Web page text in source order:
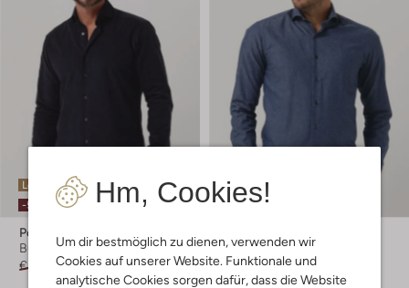
Hm, Cookies!
Um dir bestmöglich zu dienen, verwenden wir
Cookies auf unserer Website. Funktionale und
analytische Cookies sorgen dafür, dass die Website
Letzter Artikel
-50%
Porto Milano
Business Hemd
€ 119,95 € 59,95
Letzter Artikel
-50%
Business Hemd
€ 119,95 € 59,95